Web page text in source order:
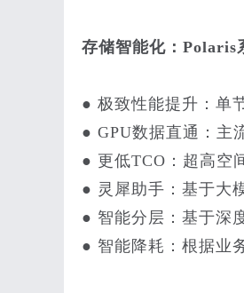
存储智能化：Polaris
● 极致性能提升：单
● GPU数据直通：主
● 更低TCO：超高空
● 灵犀助手：基于大
● 智能分层：基于深
● 智能降耗：根据业